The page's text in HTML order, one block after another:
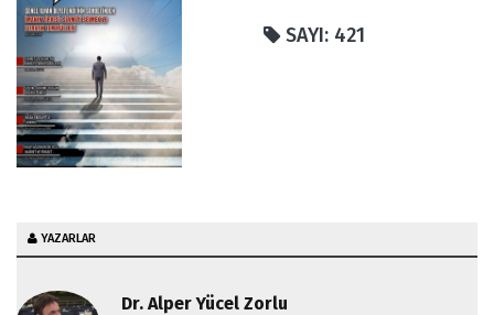
İmam Gazali, Hasedi Başlıca Dört Dereceye Ayırarak
İnceler
Üç Ayların Fazileti
E… Sınavlar Da Bitti N'olacak Şimdi?
SAYI: 421
YAZARLAR
Dr. Alper Yücel Zorlu